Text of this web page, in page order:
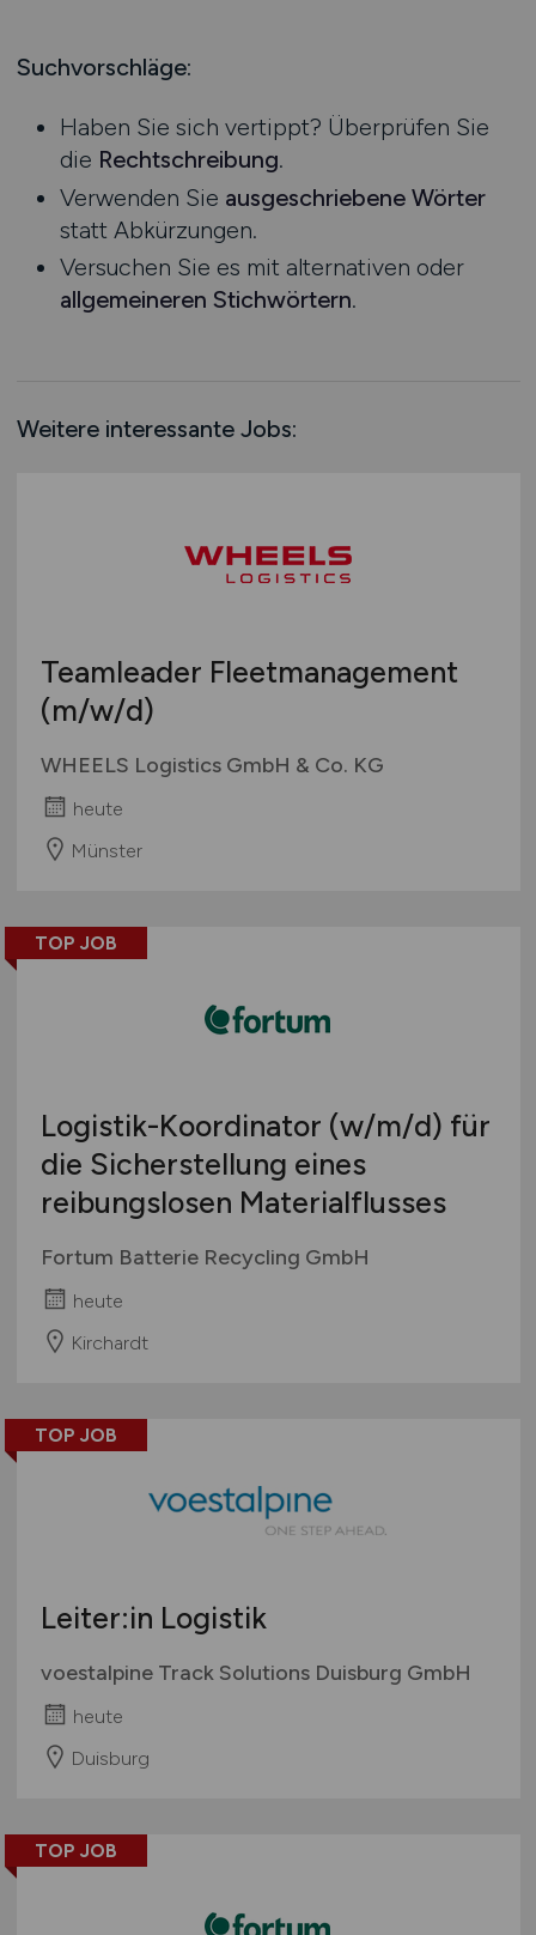
Schienen- / Straßen- / Luft- / Seefracht
Supply Chain Management
Vertrieb / Verkauf / Handel
Zoll / Behörden
Sonstige
Mecklenburg-Vorpommern
Nordrhein-Westfalen
Rheinland-Pfalz
Saarland
Sachsen
Sachsen-Anhalt
Schleswig-Holstein
Schweiz
Suchvorschläge:
Haben Sie sich vertippt? Überprüfen Sie
die Rechtschreibung.
Verwenden Sie ausgeschriebene Wörter
statt Abkürzungen.
Versuchen Sie es mit alternativen oder
allgemeineren Stichwörtern.
Weitere interessante Jobs:
Teamleader Fleetmanagement
(m/w/d)
WHEELS Logistics GmbH & Co. KG
heute
Münster
TOP JOB
Logistik-Koordinator (w/m/d) für
die Sicherstellung eines
reibungslosen Materialflusses
Fortum Batterie Recycling GmbH
heute
Kirchardt
TOP JOB
Leiter:in Logistik
voestalpine Track Solutions Duisburg GmbH
heute
Duisburg
TOP JOB